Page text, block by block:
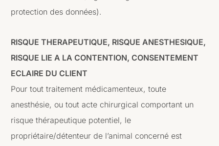
protection des données).
RISQUE THERAPEUTIQUE, RISQUE ANESTHESIQUE,
RISQUE LIE A LA CONTENTION, CONSENTEMENT
ECLAIRE DU CLIENT
Pour tout traitement médicamenteux, toute
anesthésie, ou tout acte chirurgical comportant un
risque thérapeutique potentiel, le
propriétaire/détenteur de l’animal concerné est